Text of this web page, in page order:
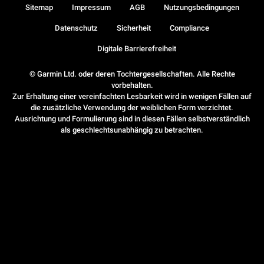
© Garmin Ltd. oder deren Tochtergesellschaften. Alle Rechte
vorbehalten.
Zur Erhaltung einer vereinfachten Lesbarkeit wird in wenigen Fällen auf
die zusätzliche Verwendung der weiblichen Form verzichtet.
Ausrichtung und Formulierung sind in diesen Fällen selbstverständlich
als geschlechtsunabhängig zu betrachten.
Sitemap Impressum AGB Nutzungsbedingungen
Datenschutz Sicherheit Compliance
Digitale Barrierefreiheit